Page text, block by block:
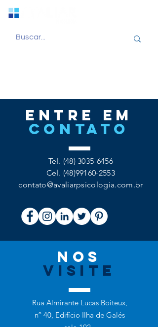
entre em
CONTATo
Tel. (48) 3035-6456
Cel. (48)99160-2553
contato@avaliarpsicologia.com.br
nos
VISITe
Rua Almirante Lucas Boiteux,
nº 40, Edifício Ilha de Galés